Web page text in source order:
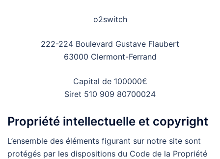
o2switch
222-224 Boulevard Gustave Flaubert
63000 Clermont-Ferrand
Capital de 100000€
Siret 510 909 80700024
Propriété intellectuelle et copyright
L’ensemble des éléments figurant sur notre site sont
protégés par les dispositions du Code de la Propriété